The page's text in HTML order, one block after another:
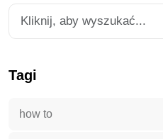
Tagi
how to